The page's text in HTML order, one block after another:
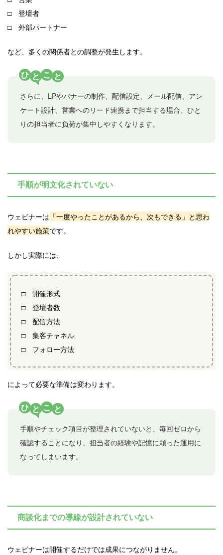
□ 登壇者
□ 外部パートナー
など、多くの関係者との調整が発生します。
ひ と こ と
さらに、LPやバナーの制作、配信設定、メール配信、アン
ケート設計、営業へのリード連携まで担当する場合、ひと
りの担当者に負荷が集中しやすくなります。
手順が明文化されていない
ウェビナーは 「一度やったことがあるから、次もできる」と思わ
れやすい施策です。
しかし実際には、
□ 開催形式
□ 登壇者数
□ 配信方法
□ 集客チャネル
□ フォロー方法
によって必要な準備は変わります。
ひ と こ と
手順やチェック項目が整理されていないと、毎回ゼロから
確認することになり、担当者の経験や記憶に頼った運用に
なってしまいます。
商談化までの導線が設計されていない
ウェビナーは開催するだけでは成果につながりません。